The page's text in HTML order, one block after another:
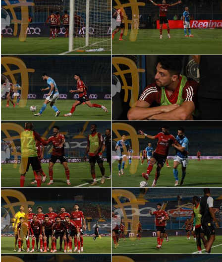
أمم إفريقيا
كرة السلة الأمريكية
كرة سلة
كرة يد
كرة طائرة
الوطن العربي
في المونديال
رياضة نسائية
أمريكا
ركن الألعاب
أقسام خاصة